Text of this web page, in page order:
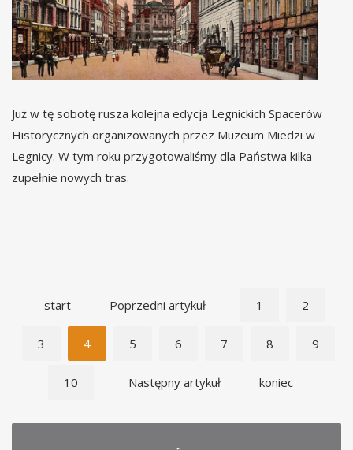
Już w tę sobotę rusza kolejna edycja Legnickich Spacerów
Historycznych organizowanych przez Muzeum Miedzi w
Legnicy. W tym roku przygotowaliśmy dla Państwa kilka
zupełnie nowych tras.
start Poprzedni artykuł 1 2
3 4 5 6 7 8 9
10 Następny artykuł koniec